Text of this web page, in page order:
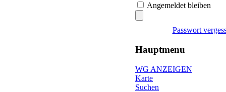
Angemeldet bleiben
Passwort
Hauptmenu
WG ANZEIGEN
Karte
Suchen